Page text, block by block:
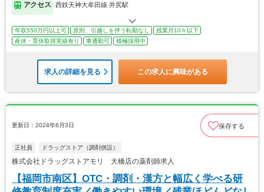
アクセス 西鉄天神大牟田線 井尻駅
年収550万円以上可 原則、引越しを伴う転勤なし
残業月10ｈ以下
産休・育休取得実績有り
車通勤可 積極採用中
求人の詳細を見る この求人に興味がある
更新日：2024年6月3日 保存する
正社員 ドラッグストア（調剤併設）
株式会社ドラッグストアモリ 大橋店の薬剤師求人
【福岡市南区】OTC・調剤・漢方と幅広く学べる研